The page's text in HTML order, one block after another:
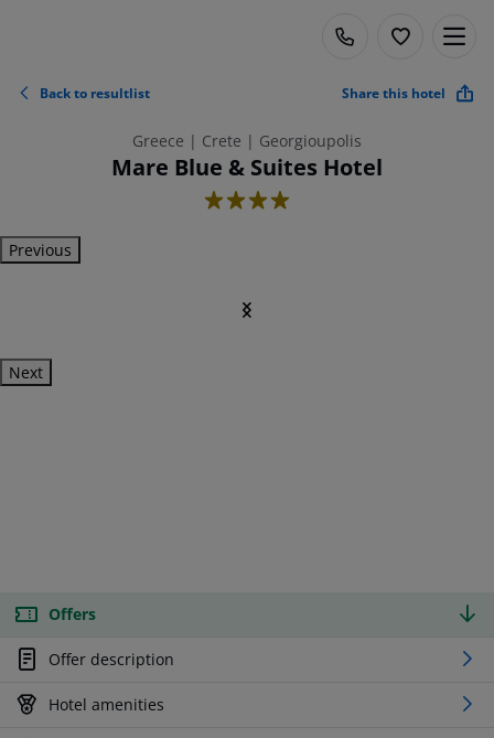
Back to resultlist Share this hotel
Greece | Crete | Georgioupolis
Mare Blue & Suites Hotel
4
Previous
Next
Offers
Offer description
Hotel amenities